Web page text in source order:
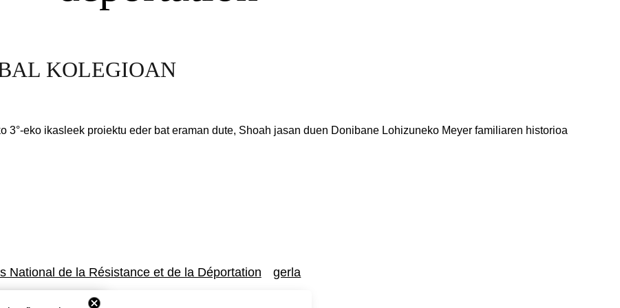
KOLEGIOAN
3°-eko ikasleek proiektu eder bat eraman dute, Shoah jasan duen Donibane Lohizuneko Meyer familiaren historioa
National de la Résistance et de la Déportation
gerla